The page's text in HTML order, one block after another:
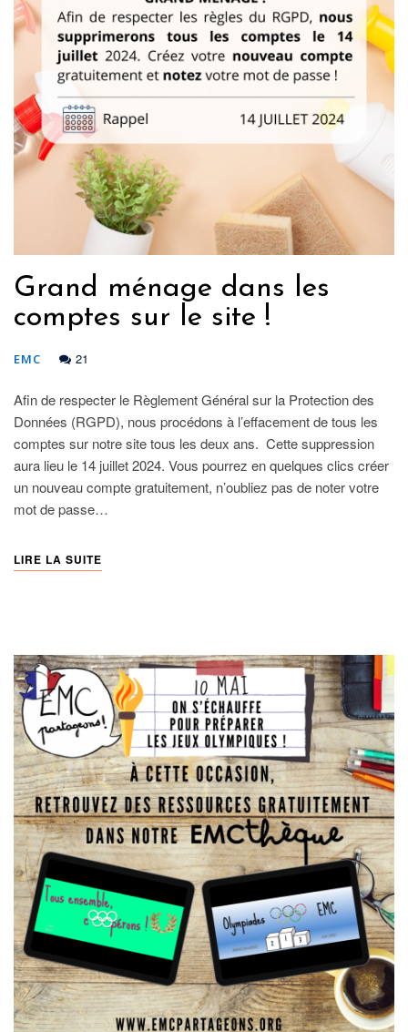
Grand ménage dans les
comptes sur le site !​
EMC 21
Afin de respecter le Règlement Général sur la Protection des
Données (RGPD), nous procédons à l’effacement de tous les
comptes sur notre site tous les deux ans. Cette suppression
aura lieu le 14 juillet 2024. Vous pourrez en quelques clics créer
un nouveau compte gratuitement, n’oubliez pas de noter votre
mot de passe…
LIRE LA SUITE